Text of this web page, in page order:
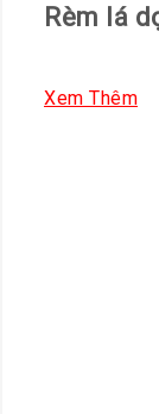
Rèm lá
Xem Thêm